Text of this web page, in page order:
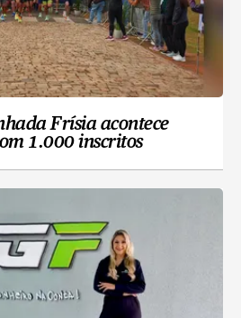
Frísia acontece
1.000 inscritos